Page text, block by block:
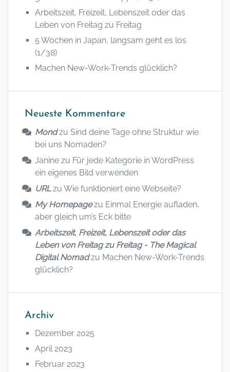
Arbeitszeit, Freizeit, Lebenszeit oder das
Leben von Freitag zu Freitag
5 Wochen in Japan, langsam geht es los
(1/38)
Machen New-Work-Trends glücklich?
Neueste Kommentare
Mondzu Sind deine Tage ohne Struktur wie
bei uns Nomaden?
Janine zu Für jede Kategorie in WordPress
ein eigenes Bild verwenden
URLzu Wie funktioniert eine Webseite?
My Homepagezu Einmal Energie aufladen,
aber gleich um’s Eck bitte
Arbeitszeit, Freizeit, Lebenszeit oder das
Leben von Freitag zu Freitag - The Magical
Digital Nomadzu Machen New-Work-Trends
glücklich?
Archiv
Dezember 2025
April 2023
Februar 2023